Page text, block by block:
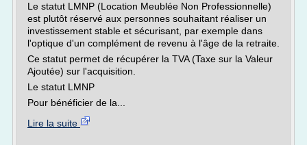
Le statut LMNP (Location Meublée Non Professionnelle)
est plutôt réservé aux personnes souhaitant réaliser un
investissement stable et sécurisant, par exemple dans
l'optique d'un complément de revenu à l'âge de la retraite.
Ce statut permet de récupérer la TVA (Taxe sur la Valeur
Ajoutée) sur l'acquisition.
Le statut LMNP
Pour bénéficier de la...
Lire la suite